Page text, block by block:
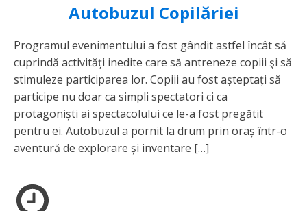
Autobuzul Copilăriei
Programul evenimentului a fost gândit astfel încât să
cuprindă activități inedite care să antreneze copiii şi să
stimuleze participarea lor. Copiii au fost așteptați să
participe nu doar ca simpli spectatori ci ca
protagoniști ai spectacolului ce le-a fost pregătit
pentru ei. Autobuzul a pornit la drum prin oraș într-o
aventură de explorare și inventare […]